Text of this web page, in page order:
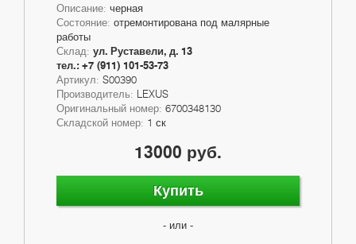
Описание: черная
Состояние: отремонтирована под малярные
работы
Склад: ул. Руставели, д. 13
тел.: +7 (911) 101-53-73
Артикул: S00390
Производитель: LEXUS
Оригинальный номер: 6700348130
Складской номер: 1 ск
13000 руб.
Купить
- или -